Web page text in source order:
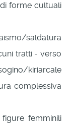
forme cultuali
saldatura
tratti - verso
kiriarcale
complessiva
femminili